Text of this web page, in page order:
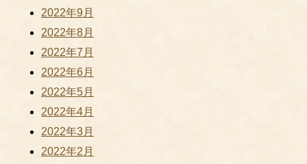
2022年9月
2022年8月
2022年7月
2022年6月
2022年5月
2022年4月
2022年3月
2022年2月